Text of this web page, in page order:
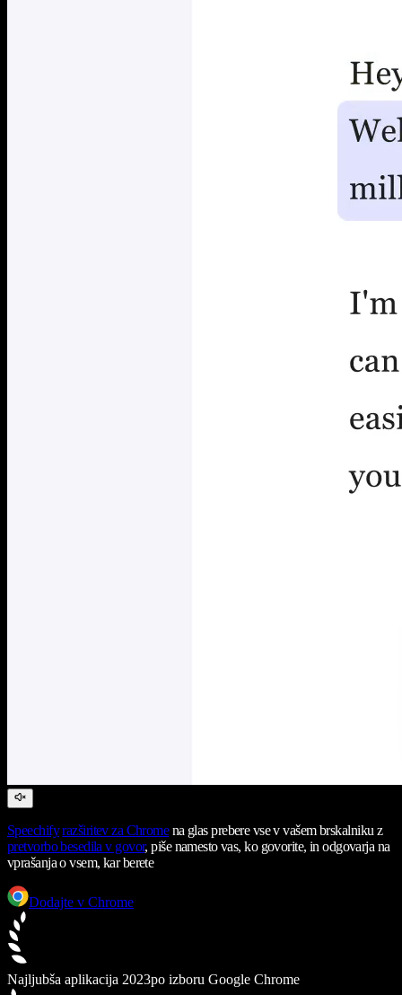
Speechify razširitev za Chromena glas prebere vse v vašem brskalniku z
pretvorbo besedila v govor, piše namesto vas, ko govorite, in odgovarja na
vprašanja o vsem, kar berete
Dodajte v Chrome
Najljubša aplikacija 2023po izboru Google Chrome